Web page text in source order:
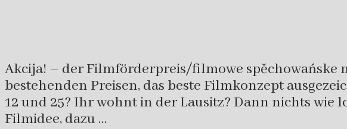
Akcija! – der Filmförderpreis/filmowe spěchowańske
bestehenden Preisen, das beste Filmkonzept
12 und 25? Ihr wohnt in der Lausitz? Dann nichts wie
Filmidee, dazu …